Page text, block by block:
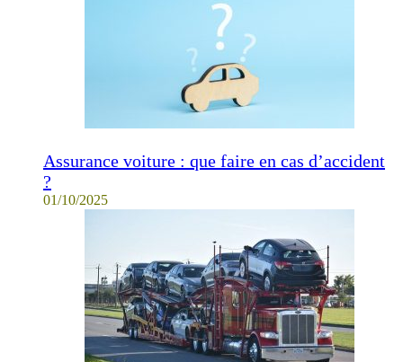
Assurance voiture : que faire en cas d’accident
?
01/10/2025